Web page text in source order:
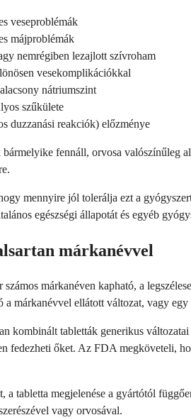
veseproblémák
májproblémák
nemrégiben lezajlott szívroham
vesekomplikációkkal
nátriumszint
szűkülete
duzzanási reakciók) előzménye
fennáll, orvosa valószínűleg
mennyire jól tolerálja ezt a
egészségi állapotát és egyéb
márkanévvel
márkanéven kapható, a
a márkanévvel ellátott változat, vagy
kombinált tabletták generikus
fedezheti őket. Az FDA megköveteli,
a tabletta megjelenése a gyártótól
vagy orvosával.